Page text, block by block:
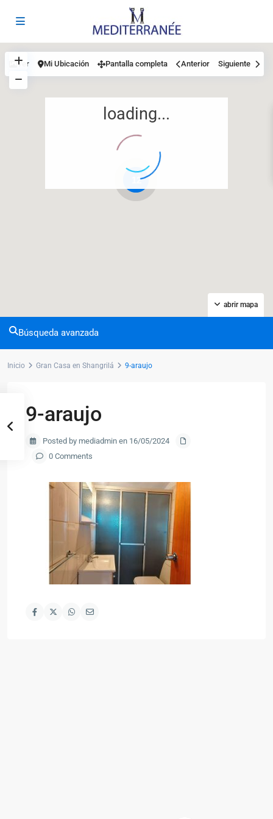
12
loading...
abrir mapa
Ver Mi Ubicación Pantalla completa Anterior Siguiente
Búsqueda avanzada
Inicio Gran Casa en Shangrilá 9-araujo
9-araujo
Posted by mediadmin en 16/05/2024
0 Comments